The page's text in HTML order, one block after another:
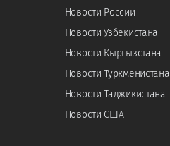
Новости России
Новости Узбекистана
Новости Кыргызстана
Новости Туркменистана
Новости Таджикистана
Новости США